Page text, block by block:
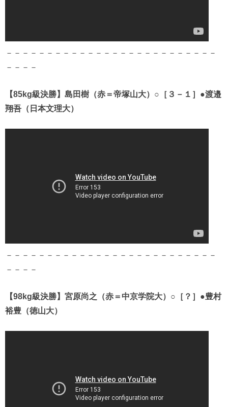
－－－－－－－－－－－－－－－－－－－－－－－－－－
－－－－
【85kg級決勝】島田樹（赤＝帝塚山大）○［３－１］●渡邉
翔吾（日本文理大）
－－－－－－－－－－－－－－－－－－－－－－－－－－
－－－－
【98kg級決勝】宮原尚之（赤＝中京学院大）○［？］●豊村
裕豊（徳山大）